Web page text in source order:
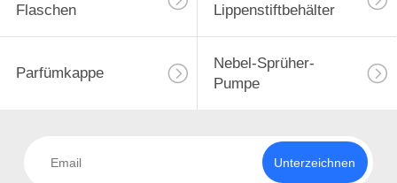
Flaschen
Lippenstiftbehälter
Parfümkappe
Nebel-Sprüher-
Pumpe
Unterzeichnen